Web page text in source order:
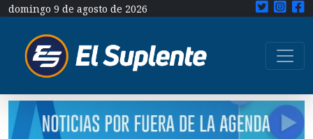
domingo 9 de agosto de 2026